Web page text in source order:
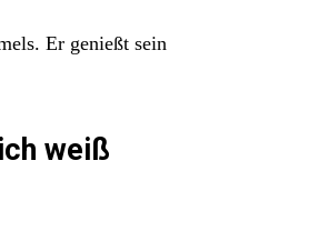
Er genießt sein
weiß